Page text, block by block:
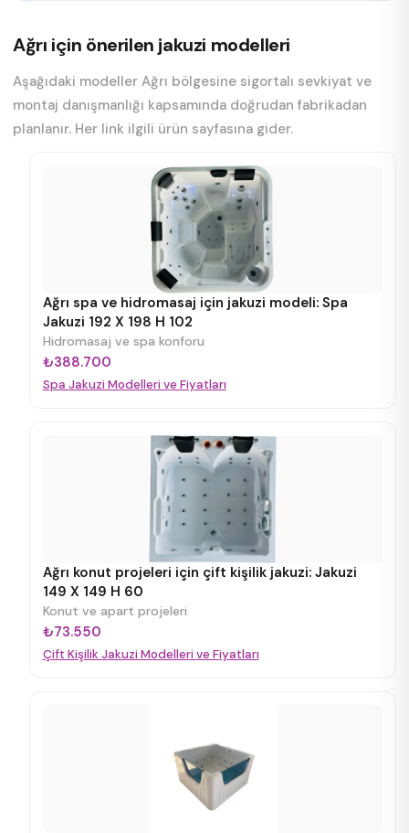
Ağrı için önerilen jakuzi modelleri
Aşağıdaki modeller Ağrı bölgesine sigortalı sevkiyat ve
montaj danışmanlığı kapsamında doğrudan fabrikadan
planlanır. Her link ilgili ürün sayfasına gider.
Ağrı spa ve hidromasaj için jakuzi modeli: Spa
Jakuzi 192 X 198 H 102
Hidromasaj ve spa konforu
₺388.700
Spa Jakuzi Modelleri ve Fiyatları
Ağrı konut projeleri için çift kişilik jakuzi: Jakuzi
149 X 149 H 60
Konut ve apart projeleri
₺73.550
Çift Kişilik Jakuzi Modelleri ve Fiyatları